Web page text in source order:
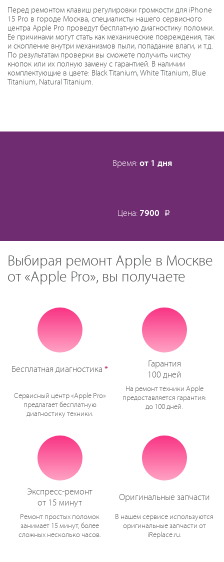
Перед ремонтом клавиш регулировки громкости для iPhone
15 Pro в городе Москва, специалисты нашего сервисного
центра Apple Pro проведут бесплатную диагностику поломки.
Ее причинами могут стать как механические повреждения, так
и скопление внутри механизмов пыли, попадание влаги, и т.д.
По результатам проверки вы сможете получить чистку
кнопок или их полную замену с гарантией. В наличии
комплектующие в цвете: Black Titanium, White Titanium, Blue
Titanium, Natural Titanium.
Время: от 1 дня
Цена: 7900 Р
Выбирая ремонт Apple в Москве
от «Apple Pro», вы получаете
Бесплатная диагностика *
Сервисный центр «Apple Pro»
предлагает бесплатную
диагностику техники.
Гарантия
100 дней
На ремонт техники Apple
предоставляется гарантия:
до 100 дней.
Экспресс-ремонт
от 15 минут
Ремонт простых поломок
занимает 15 минут, более
сложных несколько часов.
Оригинальные запчасти
В нашем сервисе используются
оригинальные запчасти от
iReplace.ru.